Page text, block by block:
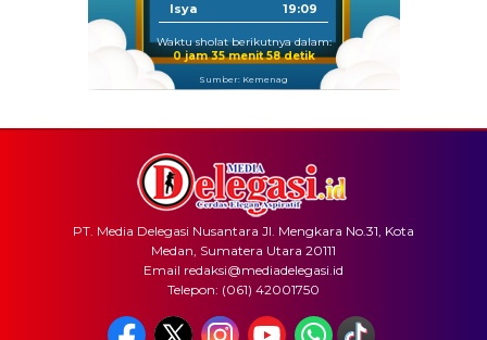
Isya 19:09
Waktu sholat berikutnya dalam:
0 jam 35 menit 58 detik
Sumber: Kemenag
PT. Media Delegasi Nusantara Jl. Mengkara No.31, Kota
Medan, Sumatera Utara 20111
Email redaksi@mediadelegasi.id
Telepon: (061) 42001750